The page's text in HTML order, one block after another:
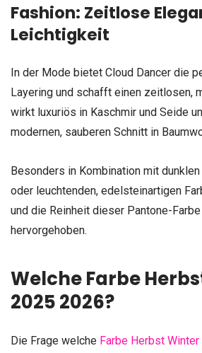
Fashion: Zeitlose
Leichtigkeit
In der Mode bietet Cloud Dancer die
Layering und schafft einen zeitlosen,
wirkt luxuriös in Kaschmir und Seide
modernen, sauberen Schnitt in
Besonders in Kombination mit
oder leuchtenden, edelsteinartigen
und die Reinheit dieser Pantone-
hervorgehoben.
Welche Farbe
2025 2026?
Die Frage welche Farbe Herbst Winter